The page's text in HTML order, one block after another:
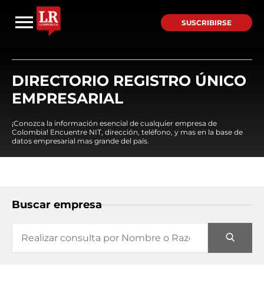
SUSCRIBIRSE
DIRECTORIO REGISTRO ÚNICO
EMPRESARIAL
¡Conozca la información esencial de cualquier empresa de
Colombia! Encuentre NIT, dirección, teléfono, y mas en la base de
datos empresarial mas grande del país.
Buscar empresa